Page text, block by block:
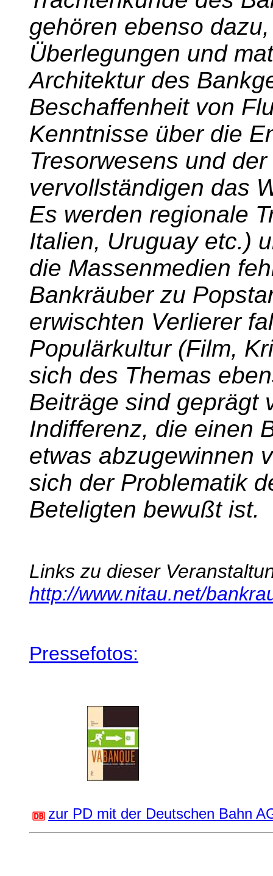
gehören ebenso
Überlegungen und
Architektur des
Beschaffenheit von
Kenntnisse über die
Tresorwesens und
vervollständigen das
Es werden regionale
Italien, Uruguay etc.)
die Massenmedien
Bankräuber zu
erwischten Verlierer
Populärkultur (Film,
sich des Themas
Beiträge sind geprägt
Indifferenz, die einen
etwas abzugewinnen
sich der Problematik
Beteligten bewußt ist.
Links zu dieser
http://www.nitau.net/
Pressefotos:
zur PD mit der Deutschen Bahn